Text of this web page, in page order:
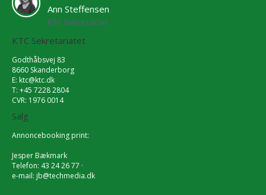
Ann Steffensen
KTC Sekretariat
KTC Sekretariatet
Godthåbsvej 83
8660 Skanderborg
E: ktc@ktc.dk
T: +45 7228 2804
CVR: 1976 0014
Salg
Annoncebooking print:
Jesper Bækmark
Telefon: 43 24 26 77 ·
e-mail: jb@techmedia.dk